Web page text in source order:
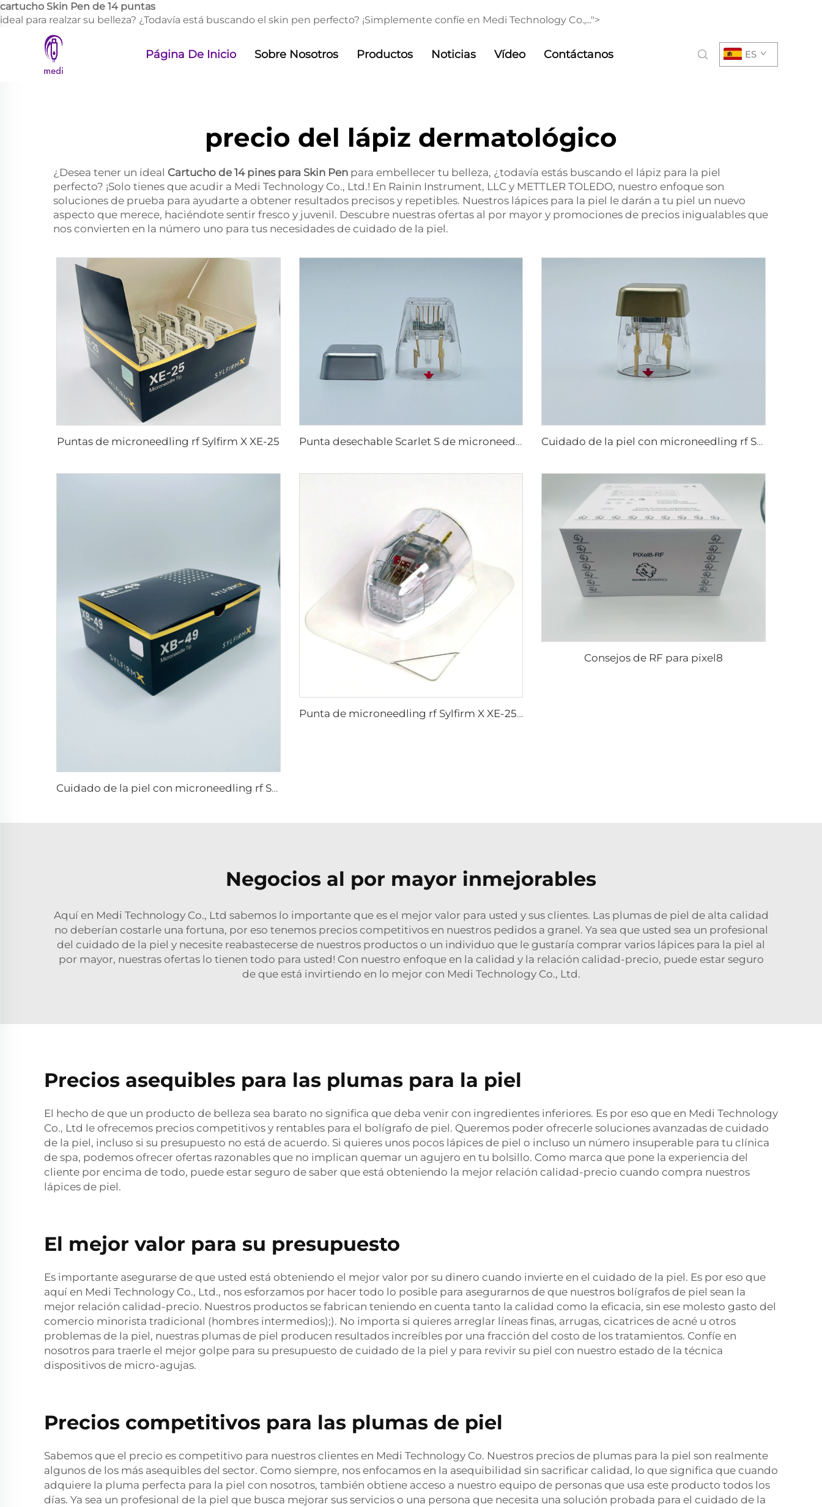
cartucho Skin Pen de 14 puntas
ideal para realzar su belleza? ¿Todavía está buscando el skin pen perfecto? ¡Simplemente confíe en Medi Technology Co.,...">
Página De Inicio Sobre Nosotros Productos Noticias Vídeo Contáctanos ES
precio del lápiz dermatológico
¿Desea tener un ideal Cartucho de 14 pines para Skin Pen para embellecer tu belleza, ¿todavía estás buscando el lápiz para la piel
perfecto? ¡Solo tienes que acudir a Medi Technology Co., Ltd.! En Rainin Instrument, LLC y METTLER TOLEDO, nuestro enfoque son
soluciones de prueba para ayudarte a obtener resultados precisos y repetibles. Nuestros lápices para la piel le darán a tu piel un nuevo
aspecto que merece, haciéndote sentir fresco y juvenil. Descubre nuestras ofertas al por mayor y promociones de precios inigualables que
nos convierten en la número uno para tus necesidades de cuidado de la piel.
Puntas de microneedling rf Sylfirm X XE-25 Punta desechable Scarlet S de microneedling rf con electrodos bi-polares 25pin Cuidado de la piel con microneedling rf Sylfirm X puntas Sylfirm X X-25
Cuidado de la piel con microneedling rf Sylfirm X puntas Sylfirm X XB-49
Punta de microneedling rf Sylfirm X XE-25 cartucho de Sylfirm X de Viol
Consejos de RF para pixel8
Negocios al por mayor inmejorables
Aquí en Medi Technology Co., Ltd sabemos lo importante que es el mejor valor para usted y sus clientes. Las plumas de piel de alta calidad
no deberían costarle una fortuna, por eso tenemos precios competitivos en nuestros pedidos a granel. Ya sea que usted sea un profesional
del cuidado de la piel y necesite reabastecerse de nuestros productos o un individuo que le gustaría comprar varios lápices para la piel al
por mayor, nuestras ofertas lo tienen todo para usted! Con nuestro enfoque en la calidad y la relación calidad-precio, puede estar seguro
de que está invirtiendo en lo mejor con Medi Technology Co., Ltd.
Precios asequibles para las plumas para la piel
El hecho de que un producto de belleza sea barato no significa que deba venir con ingredientes inferiores. Es por eso que en Medi Technology
Co., Ltd le ofrecemos precios competitivos y rentables para el bolígrafo de piel. Queremos poder ofrecerle soluciones avanzadas de cuidado
de la piel, incluso si su presupuesto no está de acuerdo. Si quieres unos pocos lápices de piel o incluso un número insuperable para tu clínica
de spa, podemos ofrecer ofertas razonables que no implican quemar un agujero en tu bolsillo. Como marca que pone la experiencia del
cliente por encima de todo, puede estar seguro de saber que está obteniendo la mejor relación calidad-precio cuando compra nuestros
lápices de piel.
El mejor valor para su presupuesto
Es importante asegurarse de que usted está obteniendo el mejor valor por su dinero cuando invierte en el cuidado de la piel. Es por eso que
aquí en Medi Technology Co., Ltd., nos esforzamos por hacer todo lo posible para asegurarnos de que nuestros bolígrafos de piel sean la
mejor relación calidad-precio. Nuestros productos se fabrican teniendo en cuenta tanto la calidad como la eficacia, sin ese molesto gasto del
comercio minorista tradicional (hombres intermedios);). No importa si quieres arreglar líneas finas, arrugas, cicatrices de acné u otros
problemas de la piel, nuestras plumas de piel producen resultados increíbles por una fracción del costo de los tratamientos. Confíe en
nosotros para traerle el mejor golpe para su presupuesto de cuidado de la piel y para revivir su piel con nuestro estado de la técnica
dispositivos de micro-agujas.
Precios competitivos para las plumas de piel
Sabemos que el precio es competitivo para nuestros clientes en Medi Technology Co. Nuestros precios de plumas para la piel son realmente
algunos de los más asequibles del sector. Como siempre, nos enfocamos en la asequibilidad sin sacrificar calidad, lo que significa que cuando
adquiere la pluma perfecta para la piel con nosotros, también obtiene acceso a nuestro equipo de personas que usa este producto todos los
días. Ya sea un profesional de la piel que busca mejorar sus servicios o una persona que necesita una solución probada para el cuidado de la